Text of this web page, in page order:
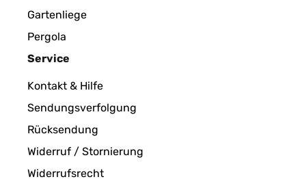
Gartenliege
Pergola
Service
Kontakt & Hilfe
Sendungsverfolgung
Rücksendung
Widerruf / Stornierung
Widerrufsrecht